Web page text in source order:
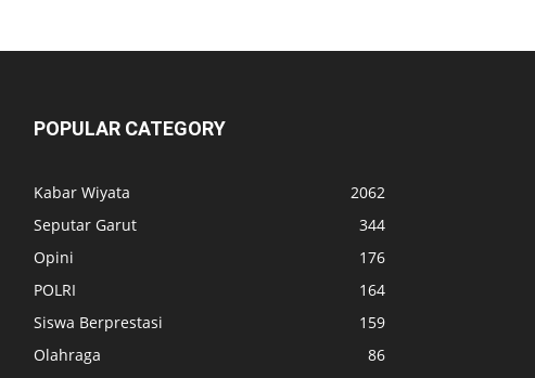
POPULAR CATEGORY
Kabar Wiyata
2062
Seputar Garut
344
Opini
176
POLRI
164
Siswa Berprestasi
159
Olahraga
86